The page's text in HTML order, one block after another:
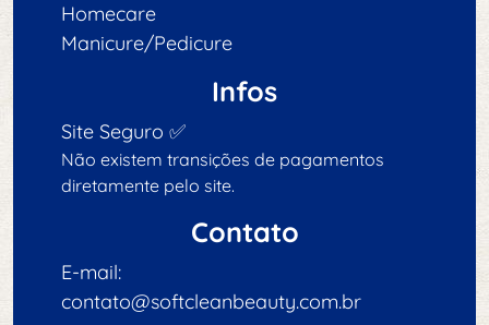
Homecare
Manicure/Pedicure
Infos
Site Seguro ✅
Não existem transições de pagamentos
diretamente pelo site.
Contato
E-mail:
contato@softcleanbeauty.com.br